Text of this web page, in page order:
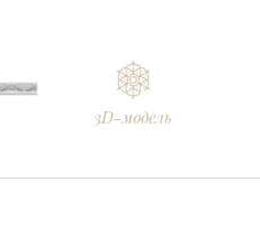
3D-модель